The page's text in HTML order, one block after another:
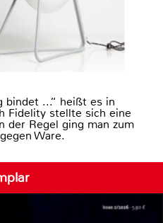
bindet ...“ heißt es in
Fidelity stellte sich eine
der Regel ging man zum
Ware.